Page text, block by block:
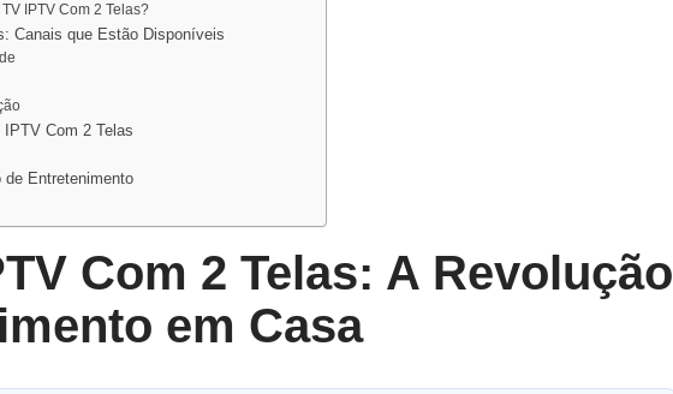
IPTV Com 2 Telas?
Canais que Estão Disponíveis
Com 2 Telas
de Entretenimento
Com 2 Telas: A Revolução
em Casa